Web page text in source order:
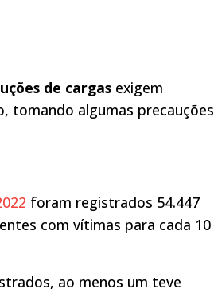
de cargas exigem
tomando algumas precauções
foram registrados 54.447
com vítimas para cada 10
ao menos um teve